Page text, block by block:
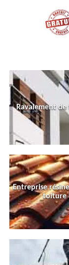
Ravalement de
Entreprise
toiture